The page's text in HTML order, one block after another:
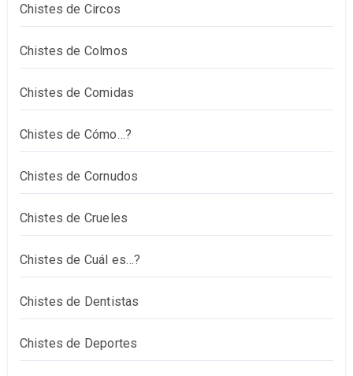
Chistes de Circos
Chistes de Colmos
Chistes de Comidas
Chistes de Cómo…?
Chistes de Cornudos
Chistes de Crueles
Chistes de Cuál es…?
Chistes de Dentistas
Chistes de Deportes